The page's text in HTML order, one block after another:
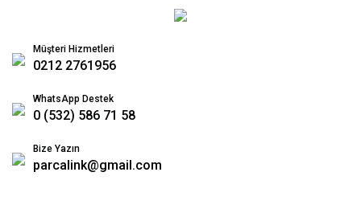
Müşteri Hizmetleri
0212 2761956
WhatsApp Destek
0 (532) 586 71 58
Bize Yazın
parcalink@gmail.com